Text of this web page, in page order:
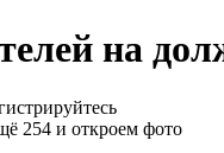
на
254 и откроем фото